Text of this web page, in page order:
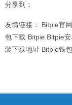
分享到：
友情链接： Bitpie官网
包下载 Bitpie Bitpie
装下载地址 Bitpie钱